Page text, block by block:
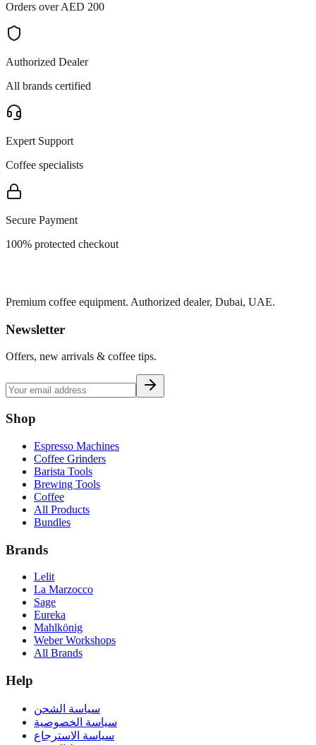
Orders over AED 200
Authorized Dealer
All brands certified
Expert Support
Coffee specialists
Secure Payment
100% protected checkout
Premium coffee equipment. Authorized dealer, Dubai, UAE.
Newsletter
Offers, new arrivals & coffee tips.
Shop
Espresso Machines
Coffee Grinders
Barista Tools
Brewing Tools
Coffee
All Products
Bundles
Brands
Lelit
La Marzocco
Sage
Eureka
Mahlkönig
Weber Workshops
All Brands
Help
سياسة الشحن
سياسة الخصوصية
سياسة الاسترجاع